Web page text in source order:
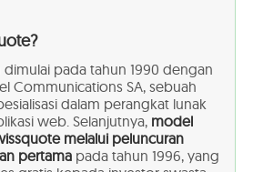
dimulai pada tahun 1990 dengan
Communications SA, sebuah
dalam perangkat lunak
web. Selanjutnya, model
melalui peluncuran
pertama pada tahun 1996, yang